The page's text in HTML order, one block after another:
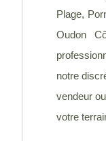
Plage,
Oudon
notre
vendeur
votre